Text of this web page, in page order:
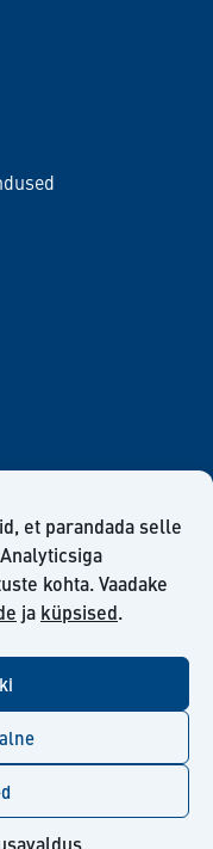
et parandada selle
kohta. Vaadake
ja küpsised.